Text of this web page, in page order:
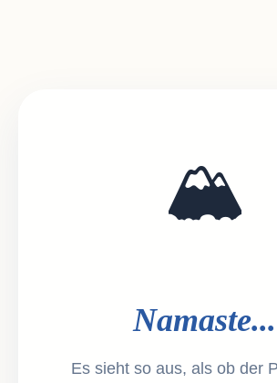
🏔️
Namaste...
Es sieht so aus, als ob der